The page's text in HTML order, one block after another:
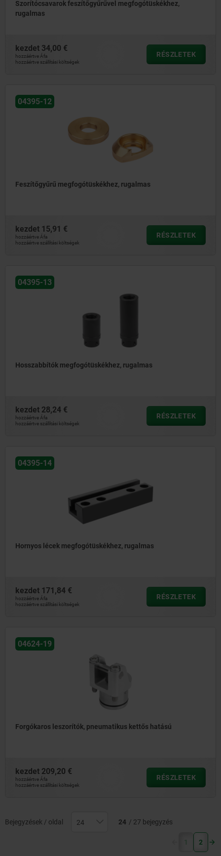
Szorítócsavarok feszítőgyűrűvel megfogótüskékhez,
rugalmas
kezdet 34,00 €
hozzáértve Áfa
hozzáértve szállítási költségek
RÉSZLETEK
04395-12
Feszítőgyűrű megfogótüskékhez, rugalmas
kezdet 15,91 €
hozzáértve Áfa
hozzáértve szállítási költségek
RÉSZLETEK
04395-13
Hosszabbítók megfogótüskékhez, rugalmas
kezdet 28,24 €
hozzáértve Áfa
hozzáértve szállítási költségek
RÉSZLETEK
04395-14
Hornyos lécek megfogótüskékhez, rugalmas
kezdet 171,84 €
hozzáértve Áfa
hozzáértve szállítási költségek
RÉSZLETEK
04624-19
Forgókaros leszorítók, pneumatikus kettős hatású
kezdet 209,20 €
hozzáértve Áfa
hozzáértve szállítási költségek
RÉSZLETEK
Bejegyzések / oldal 24 / 27 bejegyzés
1 (current)
2